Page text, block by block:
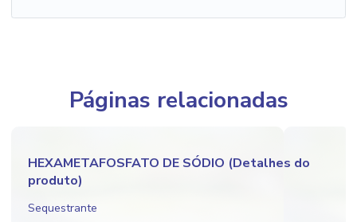
Páginas relacionadas
HEXAMETAFOSFATO DE SÓDIO (Detalhes do
produto)
Sequestrante